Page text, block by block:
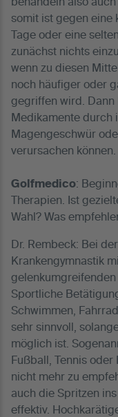
behandeln also
somit ist gegen eine
Tage oder eine
zunächst nichts
wenn zu diesen
noch häufiger oder
gegriffen wird. Dann
Medikamente durch
Magengeschwür
verursachen können.
Golfmedico:
Therapien. Ist
Wahl? Was
Dr. Rembeck: Bei
Krankengymnastik
Sportliche
Schwimmen,
sehr sinnvoll,
möglich ist.
Fußball, Tennis
nicht mehr zu
auch die Spritzen
effektiv.